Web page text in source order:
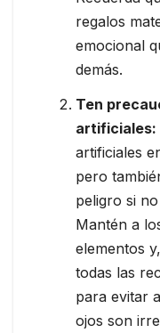
regalos
emocional
demás.
Ten
artificiales:
artificiales
pero
peligro si
Mantén a
elementos
todas las
para evitar
ojos son